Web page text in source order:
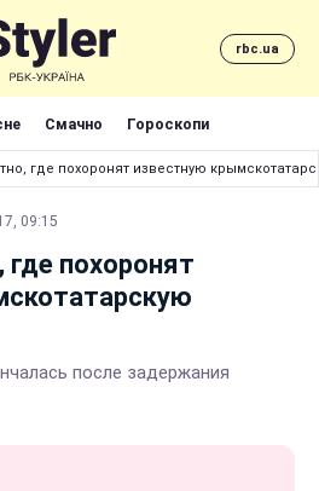
rbc.ua
Смачно Гороскопи
где похоронят известную
09:15
где похоронят
после задержания